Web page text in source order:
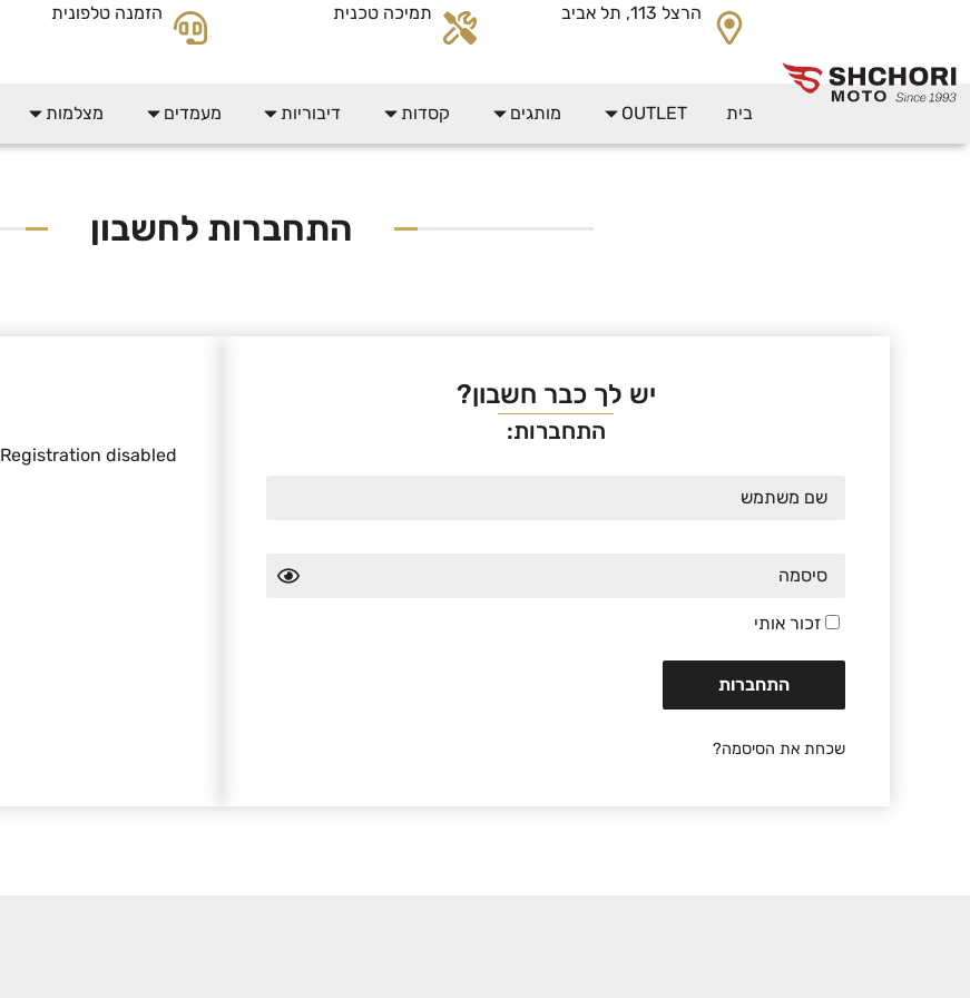
הרצל 113, תל אביב תמיכה טכנית הזמנה טלפונית
בית OUTLET מותגים קסדות דיבוריות מעמדים מצלמות
התחברות לחשבון
יש לך כבר חשבון?
התחברות:
זכור אותי
שכחת את הסיסמה?
Registration disabled